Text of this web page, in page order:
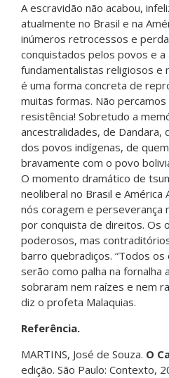
A escravidão não acabou,
atualmente no Brasil e na
inúmeros retrocessos e
conquistados pelos povos e
fundamentalistas religiosos e
é uma forma concreta de
muitas formas. Não
resistência! Sobretudo a
ancestralidades, de Dandara,
dos povos indígenas, de
bravamente com o povo
O momento dramático de
neoliberal no Brasil e América
nós coragem e perseverança
por conquista de direitos. Os
poderosos, mas
barro quebradiços. “Todos
serão como palha na fornalha
sobraram nem raízes e nem
diz o profeta Malaquias.
Referência.
MARTINS, José de Souza. O
edição. São Paulo: Contexto,